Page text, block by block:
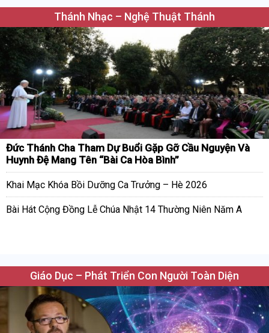
Thánh Nhạc – Nghệ Thuật Thánh
Đức Thánh Cha Tham Dự Buổi Gặp Gỡ Cầu Nguyện Và
Huynh Đệ Mang Tên “Bài Ca Hòa Bình”
Khai Mạc Khóa Bồi Dưỡng Ca Trưởng – Hè 2026
Bài Hát Cộng Đồng Lễ Chúa Nhật 14 Thường Niên Năm A
Giáo Dục – Phát Triển Con Người Toàn Diện